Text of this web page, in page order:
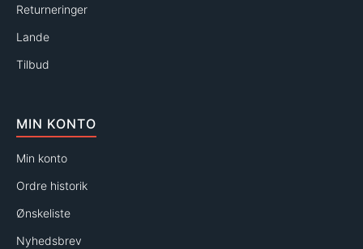
Returneringer
Lande
Tilbud
MIN KONTO
Min konto
Ordre historik
Ønskeliste
Nyhedsbrev